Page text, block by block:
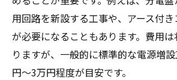
用回路を新設する工事や、アース付
が必要になることもあります。費用
りますが、一般的に標準的な電源増
円〜3万円程度が目安です。